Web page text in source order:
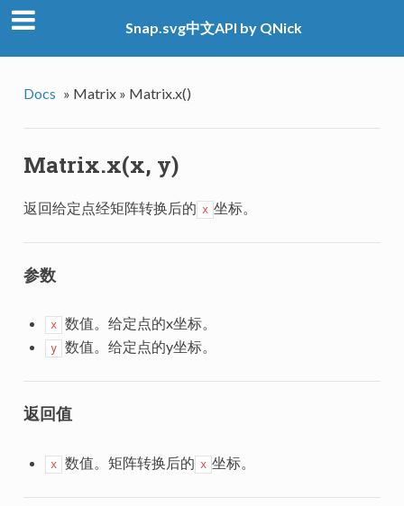
Snap.svg中文API by QNick
Docs » Matrix » Matrix.x()
Matrix.x(x, y)
返回给定点经矩阵转换后的 x 坐标。
参数
x 数值。给定点的x坐标。
y 数值。给定点的y坐标。
返回值
x 数值。矩阵转换后的 x 坐标。